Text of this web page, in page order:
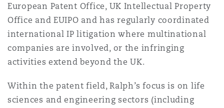
Droit réglementaire
Satellites et espace
Risques politiques et crédit
Responsabilité du fabricant
Bator
York
The St Botolph Building
European Patent Office, UK Intellectual Property
Office and EUIPO and has regularly coordinated
international IP litigation where multinational
companies are involved, or the infringing
activities extend beyond the UK.
Within the patent field, Ralph’s focus is on life
sciences and engineering sectors (including